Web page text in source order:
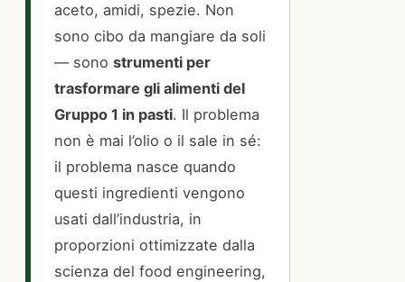
aceto, amidi, spezie. Non
sono cibo da mangiare da soli
— sono strumenti per
trasformare gli alimenti del
Gruppo 1 in pasti. Il problema
non è mai l’olio o il sale in sé:
il problema nasce quando
questi ingredienti vengono
usati dall’industria, in
proporzioni ottimizzate dalla
scienza del food engineering,